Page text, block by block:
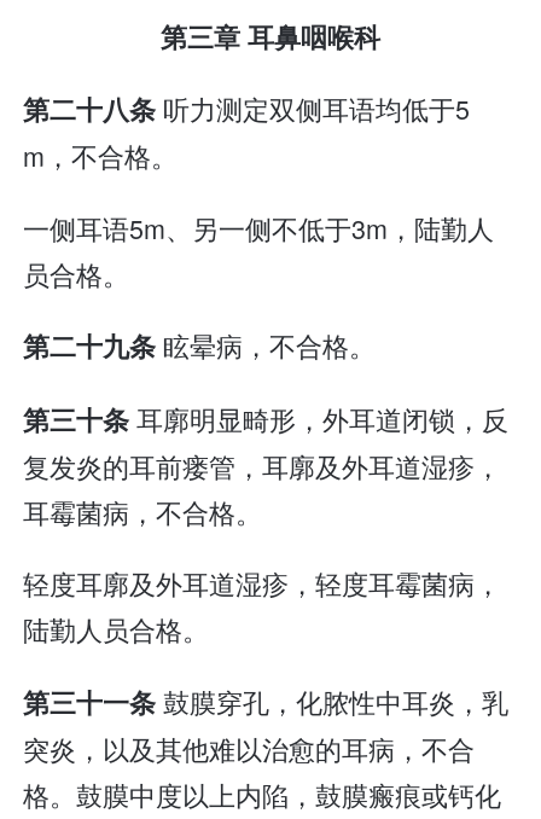
第三章 耳鼻咽喉科
第二十八条 听力测定双侧耳语均低于5
m，不合格。
一侧耳语5m、另一侧不低于3m，陆勤人
员合格。
第二十九条 眩晕病，不合格。
第三十条耳廓明显畸形，外耳道闭锁，反
复发炎的耳前瘘管，耳廓及外耳道湿疹，
耳霉菌病，不合格。
轻度耳廓及外耳道湿疹，轻度耳霉菌病，
陆勤人员合格。
第三十一条鼓膜穿孔，化脓性中耳炎，乳
突炎，以及其他难以治愈的耳病，不合
格。鼓膜中度以上内陷，鼓膜瘢痕或钙化